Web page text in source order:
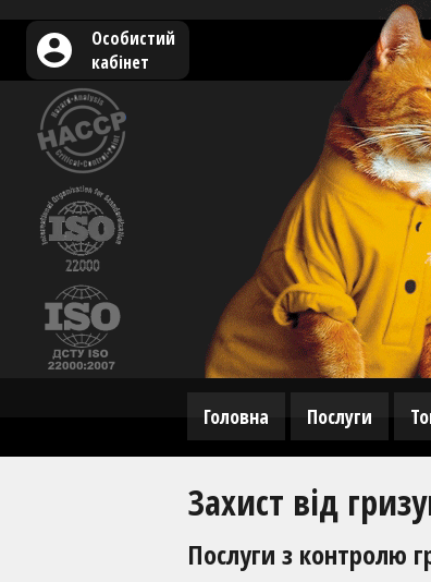
Особистий
кабінет
Головна Послуги
Захист від
Послуги з контролю